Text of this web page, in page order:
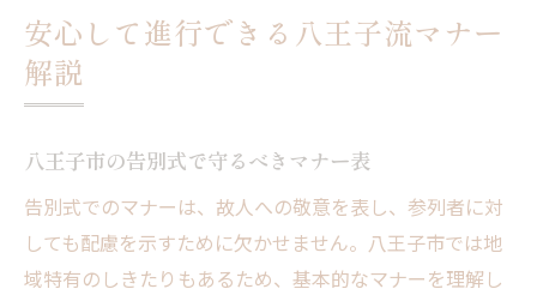
安心して進行できる八王子流マナー
解説
八王子市の告別式で守るべきマナー表
告別式でのマナーは、故人への敬意を表し、参列者に対
しても配慮を示すために欠かせません。八王子市では地
域特有のしきたりもあるため、基本的なマナーを理解し